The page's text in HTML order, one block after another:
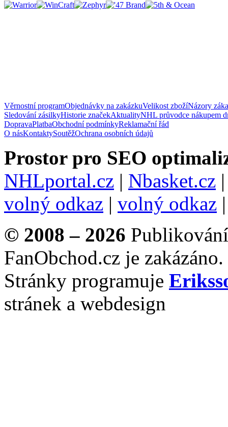
Věrnostní programObjednávky na zakázkuVelikost zbožíNázory
Sledování zásilkyHistorie značekAktualityNHL průvodce nákupem
DopravaPlatbaObchodní podmínkyReklamační řád
O násKontaktySoutěžOchrana osobních údajů
Prostor pro SEO
NHLportal.cz | Nbasket.cz
volný odkaz | volný odkaz
© 2008 – 2026
FanObchod.cz je zakázáno.
Stránky programuje
stránek a webdesign